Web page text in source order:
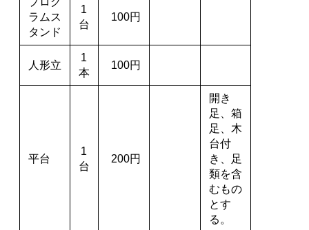
ラムス
タンド
1
台
100円
人形立
1
本
100円
平台
1
台
200円
開き
足、箱
足、木
台付
き、足
類を含
むもの
とす
る。